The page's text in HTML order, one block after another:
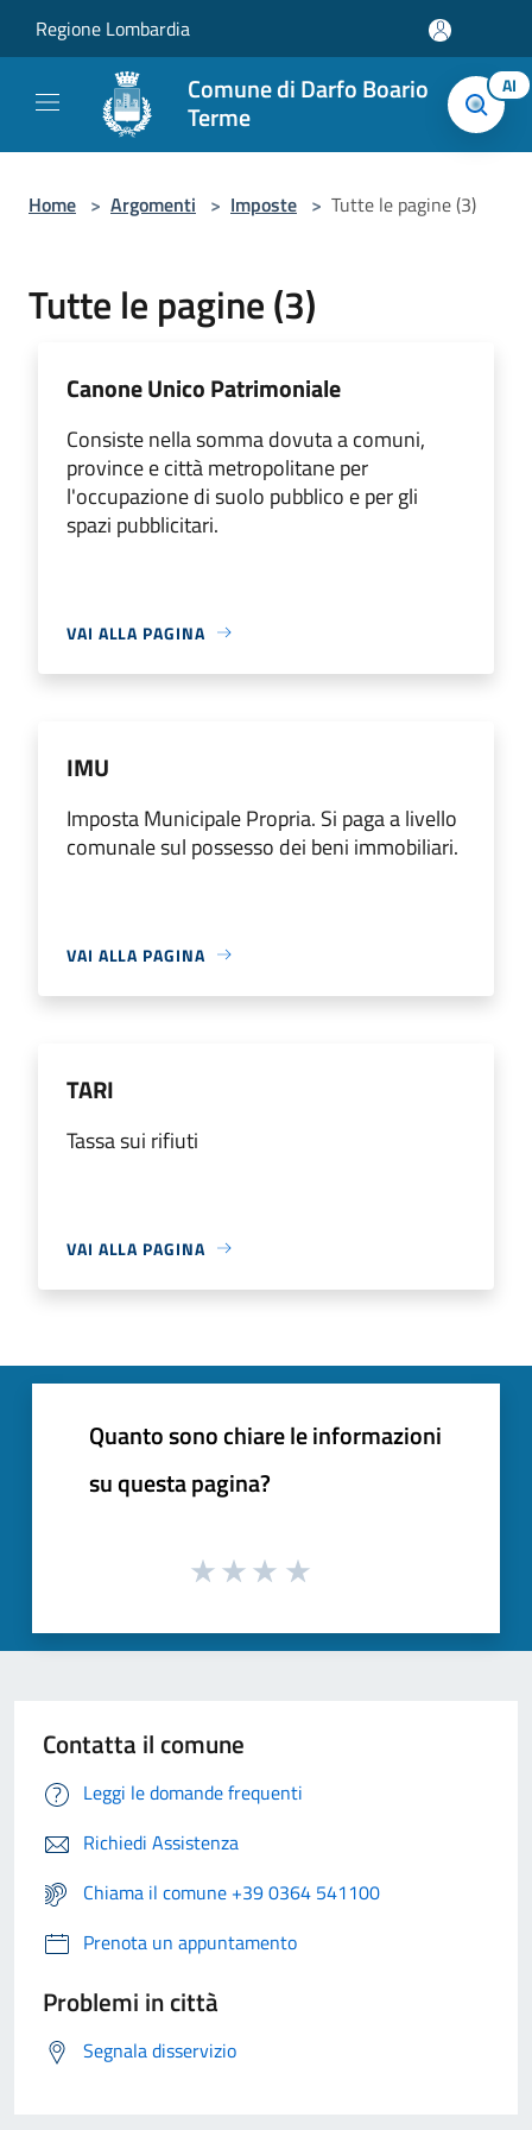
Regione Lombardia
Comune di Darfo Boario
Terme
AI
Home > Argomenti > Imposte > Tutte le pagine (3)
Tutte le pagine (3)
Canone Unico Patrimoniale
Consiste nella somma dovuta a comuni,
province e città metropolitane per
l'occupazione di suolo pubblico e per gli
spazi pubblicitari.
VAI ALLA PAGINA
IMU
Imposta Municipale Propria. Si paga a livello
comunale sul possesso dei beni immobiliari.
VAI ALLA PAGINA
TARI
Tassa sui rifiuti
VAI ALLA PAGINA
Quanto sono chiare le informazioni
su questa pagina?
Contatta il comune
Leggi le domande frequenti
Richiedi Assistenza
Chiama il comune +39 0364 541100
Prenota un appuntamento
Problemi in città
Segnala disservizio